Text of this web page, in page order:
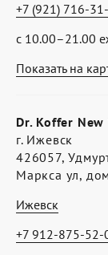
Показать на
с 10.00–21.00
+7 (921) 716-
Dr. Koffer
г. Ижевск
426057,
Маркса ул,
Ижевск
+7 912-875-52-